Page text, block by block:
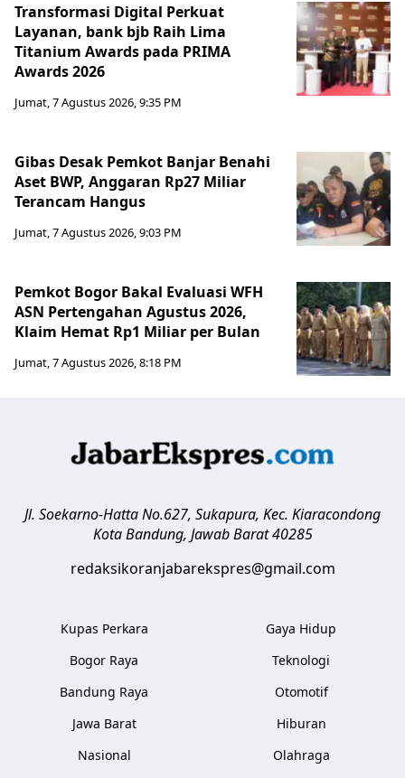
Transformasi Digital Perkuat
Layanan, bank bjb Raih Lima
Titanium Awards pada PRIMA
Awards 2026
Jumat, 7 Agustus 2026, 9:35 PM
Gibas Desak Pemkot Banjar Benahi
Aset BWP, Anggaran Rp27 Miliar
Terancam Hangus
Jumat, 7 Agustus 2026, 9:03 PM
Pemkot Bogor Bakal Evaluasi WFH
ASN Pertengahan Agustus 2026,
Klaim Hemat Rp1 Miliar per Bulan
Jumat, 7 Agustus 2026, 8:18 PM
Jl. Soekarno-Hatta No.627, Sukapura, Kec. Kiaracondong
Kota Bandung, Jawab Barat 40285
redaksikoranjabarekspres@gmail.com
Kupas Perkara
Bogor Raya
Bandung Raya
Jawa Barat
Nasional
Gaya Hidup
Teknologi
Otomotif
Hiburan
Olahraga